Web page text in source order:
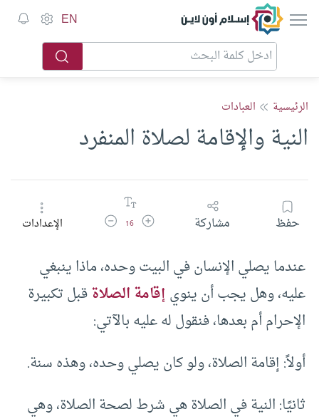
إسلام أون لاين EN
الرئيسية العبادات
النية والإقامة لصلاة المنفرد
حفظ مشاركة زيادة حجم الخط
16 تقليل حجم الخطالإعدادات
عندما يصلي الإنسان في البيت وحده، ماذا ينبغي
عليه، وهل يجب أن ينويإقامة الصلاةقبل تكبيرة
الإحرام أم بعدها، فنقول له عليه بالآتي:
أولاً: إقامة الصلاة، ولو كان يصلي وحده، وهذه سنة.
ثانيًا: النية في الصلاة هي شرط لصحة الصلاة، وهي